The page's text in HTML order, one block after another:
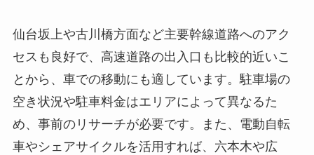
仙台坂上や古川橋方面など主要幹線道路へのアク
セスも良好で、高速道路の出入口も比較的近いこ
とから、車での移動にも適しています。駐車場の
空き状況や駐車料金はエリアによって異なるた
め、事前のリサーチが必要です。また、電動自転
車やシェアサイクルを活用すれば、六本木や広